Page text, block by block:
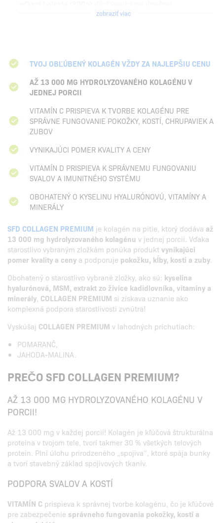
konkurencie schopnosti a myslím si, že ako predajca
zobraziť viac
TVOJ OBĽÚBENÝ KOLAGÉN VŽDY ZA NAJLEPŠIU CENU
AŽ 13 000 MG HYDROLYZOVANÉHO KOLAGÉNU V
JEDNEJ PORCII
VITAMÍN C PRISPIEVA K TVORBE KOLAGÉNU PRE
SPRÁVNE FUNGOVANIE POKOŽKY, KOSTÍ, CHRUPAVIEK A
ZUBOV
VYNIKAJÚCI POMER KVALITY A CENY
VITAMÍN D PRISPIEVA K SPRÁVNEMU FUNGOVANIU
SVALOV A IMUNITNÉHO SYSTÉMU
OBOHATENÝ O KYSELINU HYALURÓNOVÚ, VITAMÍNY A
MINERÁLY
SFD COLLAGEN PREMIUM je kolagén na pitie, ktorý dodáva až
13 000 mg hydrolyzovaného kolagénu v jednej porcii. Vďaka
starostlivo vybraným zložkám ponúka produktvynikajúci
pomer kvality a ceny a podporuje pokožku, kĺby, kosti a zuby
Obohatený o starostlivo vybrané zložky, ako sú: kyselina
hyalurónová, MSM, extrakt zo živice kadidlovníka, vitamíny a
minerály COLLAGEN PREMIUM si získava uznanie ako
komplexná podpora starostlivosti zvnútra!
Vyskúšaj COLLAGEN PREMIUM v lahodných príchutiach:
POMARANČ,
JAHODA-MALINA.
PREČO SFD COLLAGEN PREMIUM?
AŽ 13 000 MG HYDROLYZOVANÉHO KOLAGÉNU V
PORCII!
Až 13 000 mg v každej porcii! Kolagén je kľúčová štrukturálna
proteina v tvojom tele, tvorí takmer 30 % všetkých telových
protein. Plní úlohu prirodzeného „spojiva“, ktoré spája bunky
a tvorí stavebný základ spojivových tkanív.
PODPORA SVALOV A KOSTÍ
VITAMÍN C prispieva k správnej tvorbe kolagénu, čo je kľúčové
pre zabezpečenie správneho fungovania pokožky, kostí a